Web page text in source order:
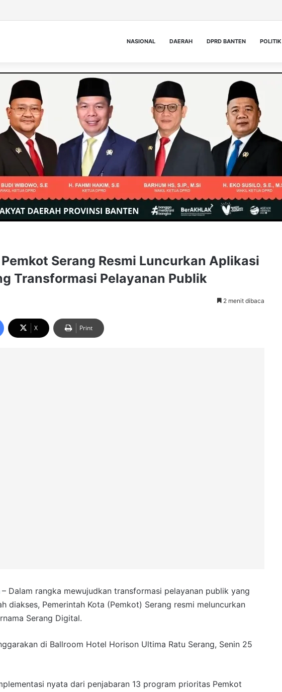
NASIONAL DAERAH DPRD BANTEN POLITIK
Serang Resmi Luncurkan Aplikasi
Transformasi Pelayanan Publik
2 menit dibaca
X Print
– Dalam rangka mewujudkan transformasi pelayanan publik yang
diakses, Pemerintah Kota (Pemkot) Serang resmi meluncurkan
Serang Digital.
di Ballroom Hotel Horison Ultima Ratu Serang, Senin 25
nyata dari penjabaran 13 program prioritas Pemkot